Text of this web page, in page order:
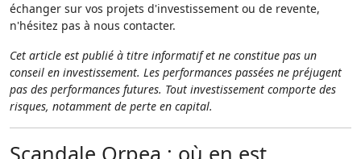
échanger sur vos projets d'investissement ou de revente,
n'hésitez pas à nous contacter.
Cet article est publié à titre informatif et ne constitue pas un
conseil en investissement. Les performances passées ne préjugent
pas des performances futures. Tout investissement comporte des
risques, notamment de perte en capital.
Scandale Orpea : où en est